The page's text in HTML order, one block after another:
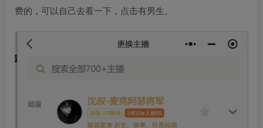
费的，可以自己去看一下，点击有男生。​